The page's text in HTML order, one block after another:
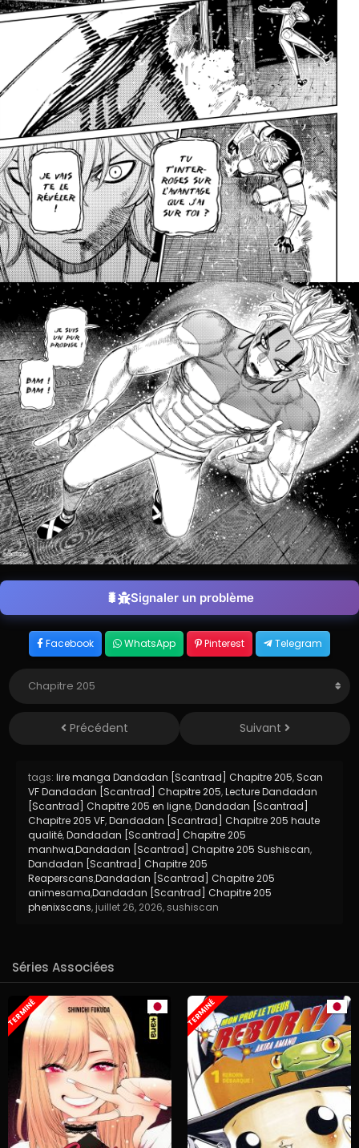
Signaler un problème
Facebook WhatsApp Pinterest Telegram
Précédent Suivant
tags: lire manga Dandadan [Scantrad] Chapitre 205, Scan
VF Dandadan [Scantrad] Chapitre 205,Lecture Dandadan
[Scantrad] Chapitre 205 en ligne,Dandadan [Scantrad]
Chapitre 205 VF,Dandadan [Scantrad] Chapitre 205 haute
qualité,Dandadan [Scantrad] Chapitre 205
manhwa,Dandadan [Scantrad] Chapitre 205 Sushiscan,
Dandadan [Scantrad] Chapitre 205
Reaperscans,Dandadan [Scantrad] Chapitre 205
animesama,Dandadan [Scantrad] Chapitre 205
phenixscans, juillet 26, 2026, sushiscan
Séries Associées
TERMINÉ TERMINÉ